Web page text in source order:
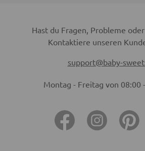
Hast du Fragen, Probleme
Kontaktiere unseren
support@baby-
Montag - Freitag von 08:00